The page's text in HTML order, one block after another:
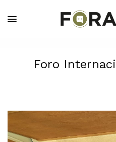
Foro